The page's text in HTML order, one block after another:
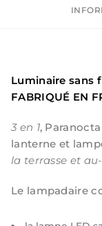
Luminaire sans
FABRIQUÉ EN
3 en 1,
lanterne et
la terrasse et
Le lampadaire